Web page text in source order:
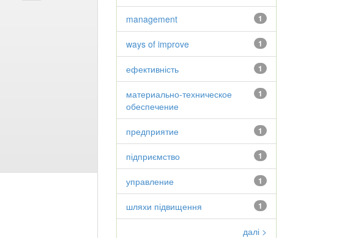
1
management
1
ways of improve
1
ефективність
1
материально-техническое
обеспечение
1
предприятие
1
підприємство
1
управление
1
шляхи підвищення
далі >